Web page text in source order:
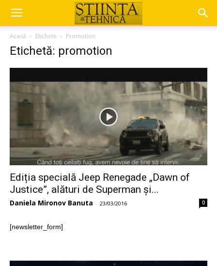
Acasă Etichete Promotion
Etichetă: promotion
Ediția specială Jeep Renegade „Dawn of
Justice”, alături de Superman și...
Daniela Mironov Banuta - 23/03/2016 0
[newsletter_form]